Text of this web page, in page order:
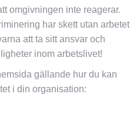
omgivningen inte reagerar.
har skett utan arbetet
att ta sitt ansvar och
inom arbetslivet!
gällande hur du kan
i din organisation: